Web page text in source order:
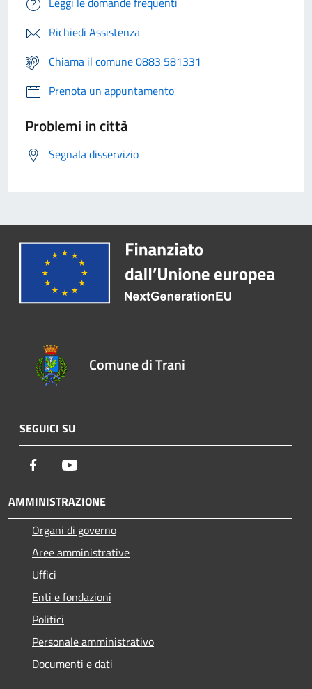
Richiedi Assistenza
Chiama il comune 0883 581331
Prenota un appuntamento
Problemi in città
Segnala disservizio
Comune di Trani
SEGUICI SU
Facebook
AMMINISTRAZIONE
Organi di governo
Aree amministrative
Uffici
Enti e fondazioni
Politici
Personale amministrativo
Documenti e dati